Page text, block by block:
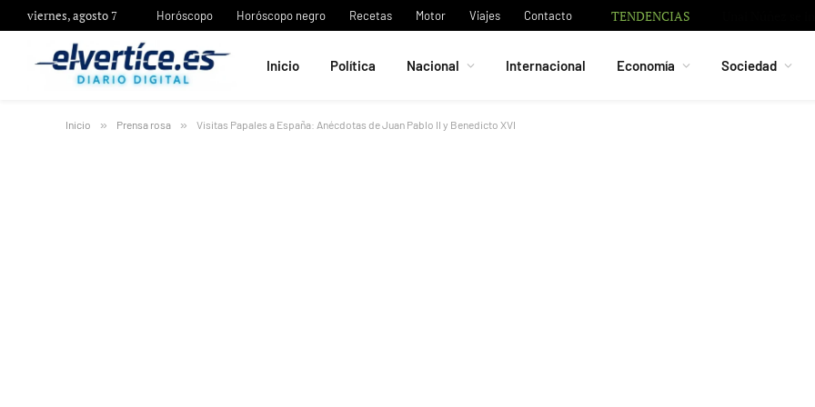
viernes, agosto 7 Horóscopo Horóscopo negro Recetas Motor Viajes Contacto TENDENCIAS
Inicio Política Nacional Internacional Economía Sociedad
Inicio » Prensa rosa » Visitas Papales a España: Anécdotas de Juan Pablo II y Benedicto XVI